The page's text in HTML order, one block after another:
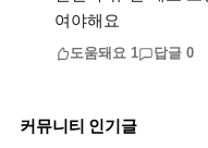
여야해요
도움돼요 1 답글 0
커뮤니티 인기글